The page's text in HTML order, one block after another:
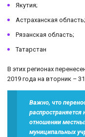
Якутия;
Астраханская область;
Рязанская область;
Татарстан
В этих регионах
2019 года на вторник –
Важно, что
отношении
муниципальных